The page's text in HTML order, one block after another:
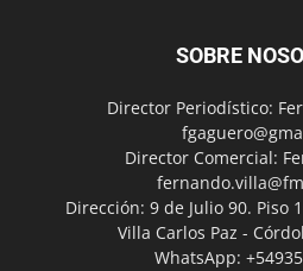
SOBRE
Director Periodístico:
Director Comercial:
Dirección: 9 de Julio 90. Piso
Villa Carlos Paz -
WhatsApp: